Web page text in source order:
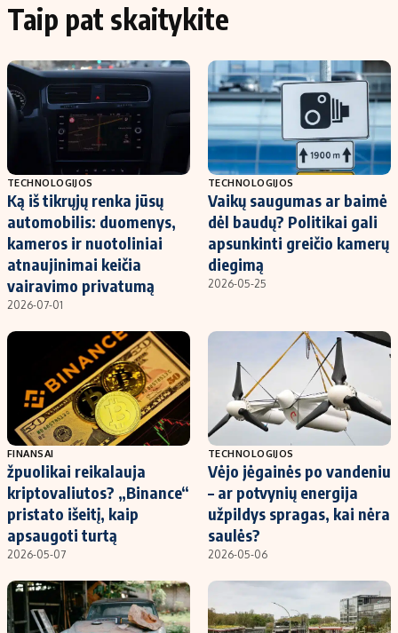
Taip pat skaitykite
TECHNOLOGIJOS
Ką iš tikrųjų renka jūsų
automobilis: duomenys,
kameros ir nuotoliniai
atnaujinimai keičia
vairavimo privatumą
2026-07-01
TECHNOLOGIJOS
Vaikų saugumas ar baimė
dėl baudų? Politikai gali
apsunkinti greičio kamerų
diegimą
2026-05-25
FINANSAI
žpuolikai reikalauja
kriptovaliutos? „Binance“
pristato išeitį, kaip
apsaugoti turtą
2026-05-07
TECHNOLOGIJOS
Vėjo jėgainės po vandeniu
– ar potvynių energija
užpildys spragas, kai nėra
saulės?
2026-05-06